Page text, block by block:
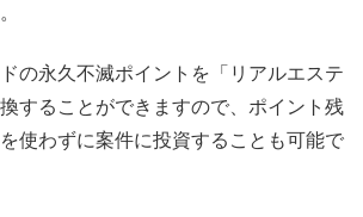
の永久不滅ポイントを「リアルエステ
することができますので、ポイント残
使わずに案件に投資することも可能で